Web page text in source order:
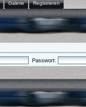
Galerie Registrieren
Passwort: